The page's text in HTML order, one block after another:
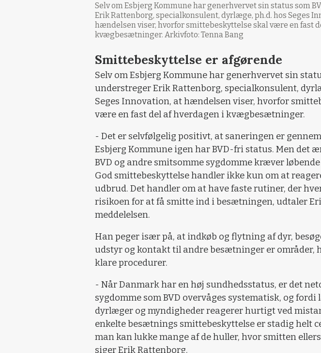
Selv om Esbjerg Kommune har generhvervet sin status som
Erik Rattenborg, specialkonsulent, dyrlæge, ph.d. hos Seges
hændelsen viser, hvorfor smittebeskyttelse skal være en fast
kvægbesætninger. Arkivfoto: Tenna Bang
Smittebeskyttelse er afgørende
Selv om Esbjerg Kommune har generhvervet sin
understreger Erik Rattenborg, specialkonsulent,
Seges Innovation, at hændelsen viser, hvorfor
være en fast del af hverdagen i kvægbesætninger.
- Det er selvfølgelig positivt, at saneringen er
Esbjerg Kommune igen har BVD-fri status. Men det
BVD og andre smitsomme sygdomme kræver
God smittebeskyttelse handler ikke kun om at
udbrud. Det handler om at have faste rutiner, der
risikoen for at få smitte ind i besætningen, udtaler
meddelelsen.
Han peger især på, at indkøb og flytning af dyr,
udstyr og kontakt til andre besætninger er områder,
klare procedurer.
- Når Danmark har en høj sundhedsstatus, er det
sygdomme som BVD overvåges systematisk, og
dyrlæger og myndigheder reagerer hurtigt ved
enkelte besætnings smittebeskyttelse er stadig helt
man kan lukke mange af de huller, hvor smitten
siger Erik Rattenborg.